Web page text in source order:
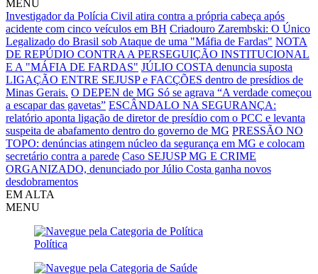
MENU
Investigador da Polícia Civil atira contra a própria cabeça após
acidente com cinco veículos em BH Criadouro Zarembski: O Único
Legalizado do Brasil sob Ataque de uma "Máfia de Fardas" NOTA
DE REPÚDIO CONTRA A PERSEGUIÇÃO INSTITUCIONAL
E A "MÁFIA DE FARDAS" JÚLIO COSTA denuncia suposta
LIGAÇÃO ENTRE SEJUSP e FACÇÕES dentro de presídios de
Minas Gerais. O DEPEN de MG Só se agrava “A verdade começou
a escapar das gavetas” ESCÂNDALO NA SEGURANÇA:
relatório aponta ligação de diretor de presídio com o PCC e levanta
suspeita de abafamento dentro do governo de MG PRESSÃO NO
TOPO: denúncias atingem núcleo da segurança em MG e colocam
secretário contra a parede Caso SEJUSP MG E CRIME
ORGANIZADO, denunciado por Júlio Costa ganha novos
desdobramentos
EM ALTA
MENU
Política